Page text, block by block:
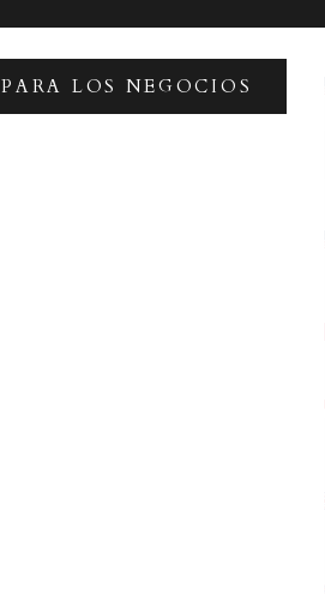
PARA LOS NEGOCIOS